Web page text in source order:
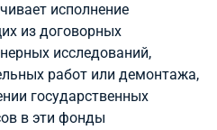
исполнение
из договорных
исследований,
работ или демонтажа,
государственных
в эти фонды